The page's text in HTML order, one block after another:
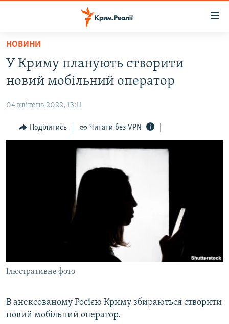
Перейти
основного
матеріалу
до
навігації
Перейти
ВОДА.КРИМ
ПОЛІТИКА
БЛОГИ
УКРАЇНСЬКА ПРОБЛЕМА КРИМУ
ЯК ОБІЙТИ БЛОКУВАННЯ
Qırımtatar
НОВИНИ
У Криму планують створити
новий мобільний оператор
04 квітень 2022, 13:11
Поділитись Читати без VPN
Ілюстративне фото
В анексованому Росією Криму збираються створити
новий мобільний оператор.